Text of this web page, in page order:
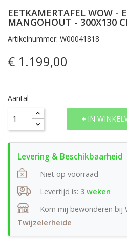
EETKAMERTAFEL WOW -
MANGOHOUT - 300X130
Artikelnummer: W00041818
€ 1.199,00
Aantal
IN
Niet op voorraad
Levertijd is: 3 weken
Kom mij bewonderen bij
Twijzelerheide